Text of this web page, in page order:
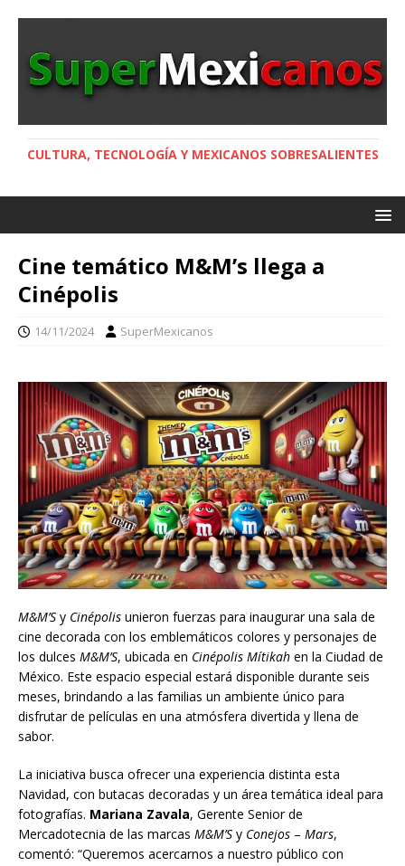
CULTURA, TECNOLOGÍA Y MEXICANOS SOBRESALIENTES
Cine temático M&M’s llega a
Cinépolis
14/11/2024 SuperMexicanos
M&M’S y Cinépolis unieron fuerzas para inaugurar una sala de
cine decorada con los emblemáticos colores y personajes de
los dulces M&M’S, ubicada en Cinépolis Mítikah en la Ciudad de
México. Este espacio especial estará disponible durante seis
meses, brindando a las familias un ambiente único para
disfrutar de películas en una atmósfera divertida y llena de
sabor.
La iniciativa busca ofrecer una experiencia distinta esta
Navidad, con butacas decoradas y un área temática ideal para
fotografías. Mariana Zavala, Gerente Senior de
Mercadotecnia de las marcas M&M’S y Conejos – Mars,
comentó: “Queremos acercarnos a nuestro público con